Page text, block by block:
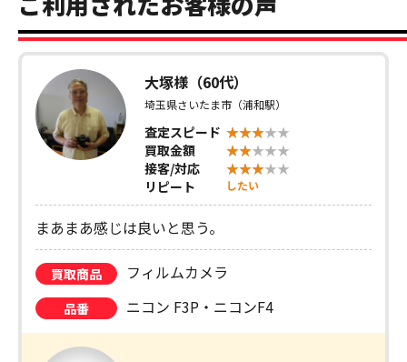
大塚様（60代）
埼玉県さいたま市（浦和駅）
査定スピード
買取金額
接客/対応
リピート
したい
まあまあ感じは良いと思う。
買取商品 フィルムカメラ
品番 ニコン F3P・ニコンF4